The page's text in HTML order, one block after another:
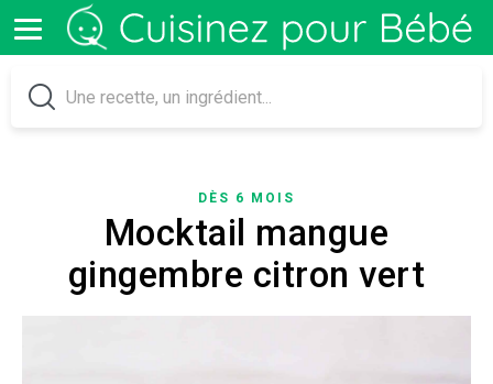
DÈS 6 MOIS
Mocktail mangue
gingembre citron vert